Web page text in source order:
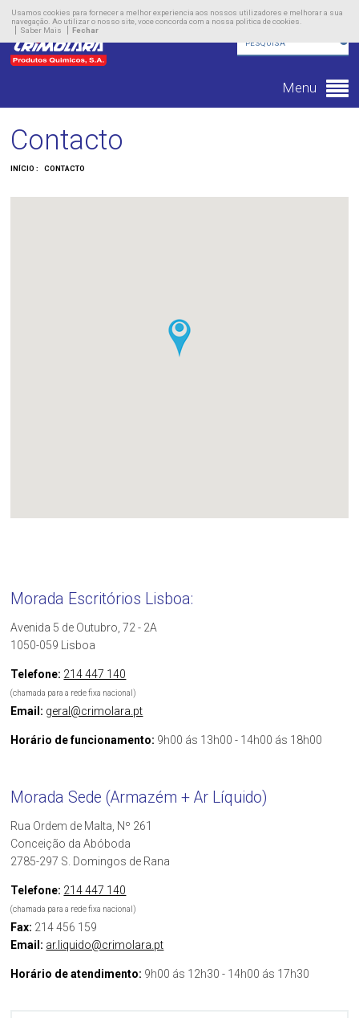
Usamos cookies para fornecer a melhor experiencia aos nossos utilizadores e melhorar a sua
navegação. Ao utilizar o nosso site, voce concorda com a nossa politica de cookies.
Saber Mais
Fechar
Empresa
Produtos
Menu
Contacto
INÍCIO : CONTACTO
Morada Escritórios Lisboa:
Avenida 5 de Outubro, 72 - 2A
1050-059 Lisboa
Telefone: 214 447 140
(chamada para a rede fixa nacional)
Email: geral@crimolara.pt
Horário de funcionamento: 9h00 ás 13h00 - 14h00 ás 18h00
Morada Sede (Armazém + Ar Líquido)
Rua Ordem de Malta, Nº 261
Conceição da Abóboda
2785-297 S. Domingos de Rana
Telefone: 214 447 140
(chamada para a rede fixa nacional)
Fax: 214 456 159
Email: ar.liquido@crimolara.pt
Horário de atendimento: 9h00 ás 12h30 - 14h00 ás 17h30